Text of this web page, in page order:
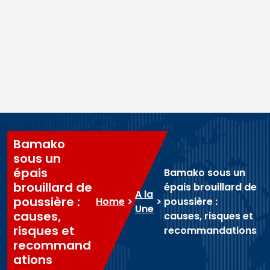
Bamako
sous un
épais
brouillard de
poussière :
causes,
risques et
recommand
ations
Home >
A la
Une
>
Bamako sous un
épais brouillard de
poussière :
causes, risques et
recommandations